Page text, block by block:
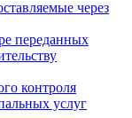
через
переданных
контроля
услуг